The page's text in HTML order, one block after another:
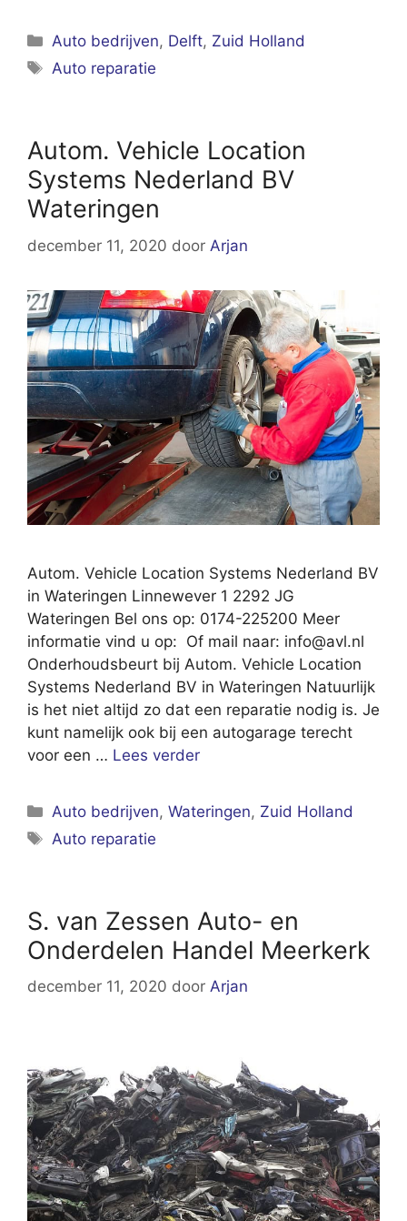
Categorieën
Auto bedrijven, Delft, Zuid Holland
Tags
Auto reparatie
Autom. Vehicle Location
Systems Nederland BV
Wateringen
december 11, 2020 door Arjan
Autom. Vehicle Location Systems Nederland BV
in Wateringen Linnewever 1 2292 JG
Wateringen Bel ons op: 0174-225200 Meer
informatie vind u op: Of mail naar: info@avl.nl
Onderhoudsbeurt bij Autom. Vehicle Location
Systems Nederland BV in Wateringen Natuurlijk
is het niet altijd zo dat een reparatie nodig is. Je
kunt namelijk ook bij een autogarage terecht
voor een … Lees verder
Categorieën
Auto bedrijven,Wateringen, Zuid Holland
Tags
Auto reparatie
S. van Zessen Auto- en
Onderdelen Handel Meerkerk
december 11, 2020 door Arjan